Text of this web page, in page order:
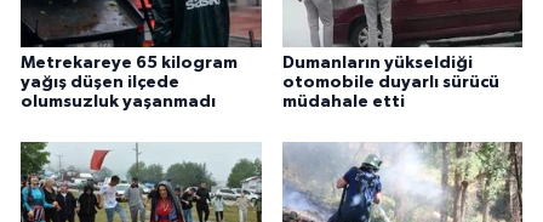
Metrekareye 65 kilogram
yağış düşen ilçede
olumsuzluk yaşanmadı
Dumanların yükseldiği
otomobile duyarlı sürücü
müdahale etti